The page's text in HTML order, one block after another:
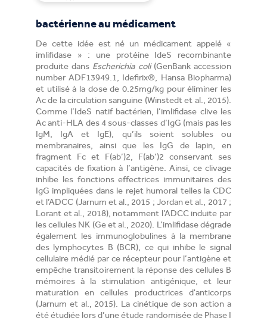
bactérienne au médicament
De cette idée est né un médicament appelé «
imlifidase » : une protéine IdeS recombinante
produite dans Escherichia coli(GenBank accession
number ADF13949.1, Idefirix®, Hansa Biopharma)
et utilisé à la dose de 0.25mg/kg pour éliminer les
Ac de la circulation sanguine (Winstedt et al., 2015).
Comme l’IdeS natif bactérien, l’imlifidase clive les
Ac anti-HLA des 4 sous-classes d’IgG (mais pas les
IgM, IgA et IgE), qu’ils soient solubles ou
membranaires, ainsi que les IgG de lapin, en
fragment Fc et F(ab’)2, F(ab’)2 conservant ses
capacités de fixation à l’antigène. Ainsi, ce clivage
inhibe les fonctions effectrices immunitaires des
IgG impliquées dans le rejet humoral telles la CDC
et l’ADCC (Jarnum et al., 2015 ; Jordan et al., 2017 ;
Lorant et al., 2018), notamment l’ADCC induite par
les cellules NK (Ge et al., 2020). L’imlifidase dégrade
également les immunoglobulines à la membrane
des lymphocytes B (BCR), ce qui inhibe le signal
cellulaire médié par ce récepteur pour l’antigène et
empêche transitoirement la réponse des cellules B
mémoires à la stimulation antigénique, et leur
maturation en cellules productrices d'anticorps
(Jarnum et al., 2015). La cinétique de son action a
été étudiée lors d’une étude randomisée de Phase I